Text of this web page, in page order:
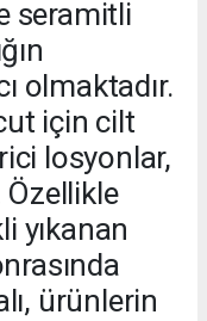
seramitli
olmaktadır.
için cilt
losyonlar,
Özellikle
yıkanan
ürünlerin